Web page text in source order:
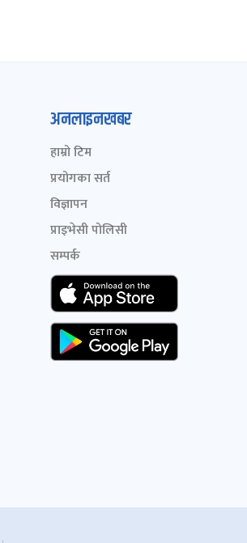
अनलाइनखबर
हाम्रो टिम
प्रयोगका सर्त
विज्ञापन
प्राइभेसी पोलिसी
सम्पर्क